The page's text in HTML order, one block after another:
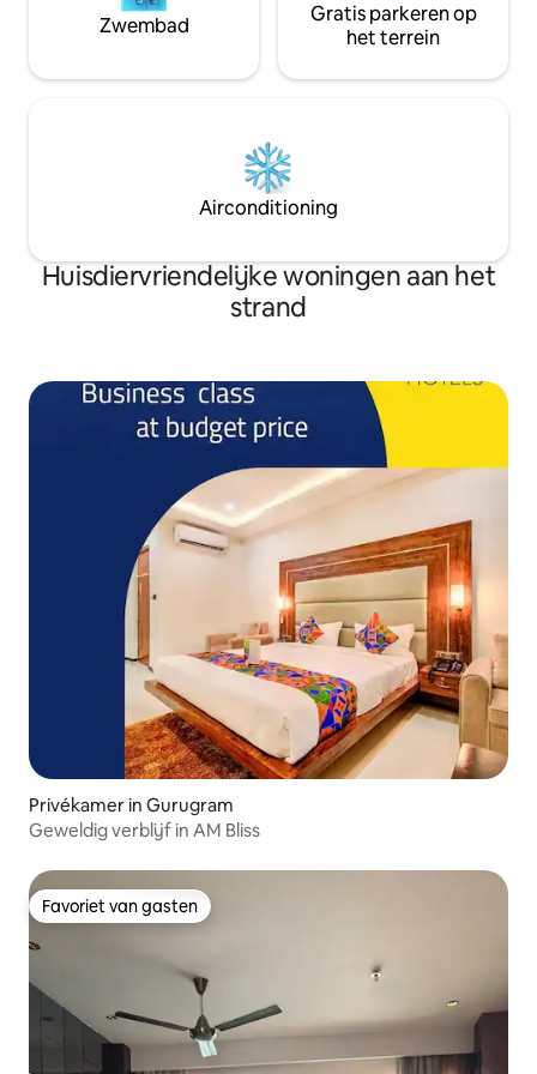
Zwembad
Gratis parkeren op
het terrein
Airconditioning
Huisdiervriendelijke woningen aan het
strand
Privékamer in Gurugram
Geweldig verblijf in AM Bliss
Favoriet van gasten
Favoriet van gasten